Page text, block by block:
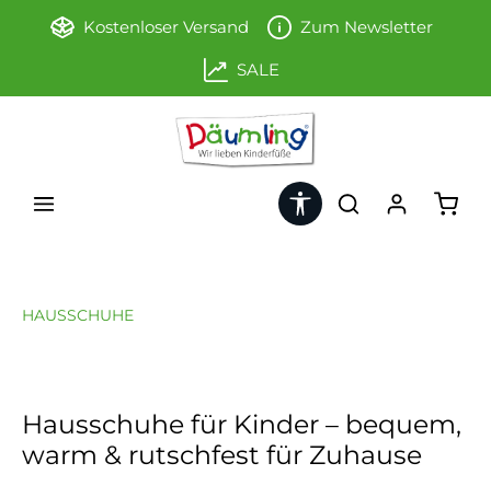
Zum Hauptinhalt springen
Kostenloser Versand Zum Newsletter
SALE
Werkzeugleiste anzeigen
HAUSSCHUHE
Hausschuhe für Kinder – bequem,
warm & rutschfest für Zuhause